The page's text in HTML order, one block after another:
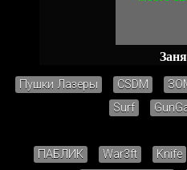
Пушки Лазеры CSDM
Surf
ПАБЛИК War3ft Knife